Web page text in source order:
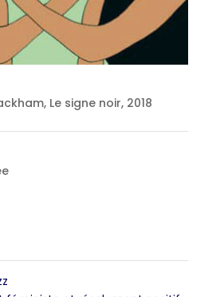
Le signe noir, 2018